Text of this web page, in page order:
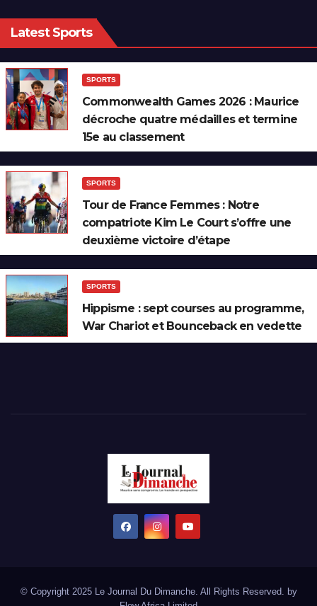
Latest Sports
SPORTS
Commonwealth Games 2026 : Maurice
décroche quatre médailles et termine
15e au classement
SPORTS
Tour de France Femmes : Notre
compatriote Kim Le Court s’offre une
deuxième victoire d’étape
SPORTS
Hippisme : sept courses au programme,
War Chariot et Bounceback en vedette
© Copyright 2025 Le Journal Du Dimanche. All Rights Reserved. by